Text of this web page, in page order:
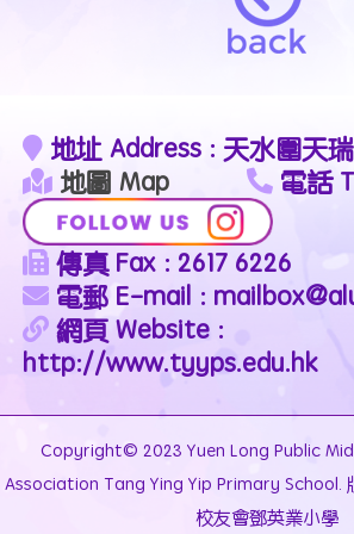
地址 Address : 天水圍天
地圖 Map
電話
傳真 Fax : 2617 6226
電郵 E-mail :
網頁 Website :
http://www.tyyps.edu.hk
Copyright© 2023 Yuen Long Public
Association Tang Ying Yip Primary School.
校友會鄧英業小學